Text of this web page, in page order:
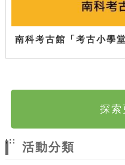
南科考古館「考古小學
探索
:::
活動分類